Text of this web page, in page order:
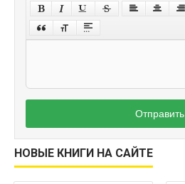
Отправить
НОВЫЕ КНИГИ НА САЙТЕ